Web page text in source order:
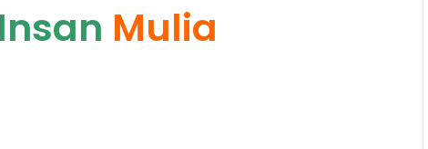
Insan Mulia